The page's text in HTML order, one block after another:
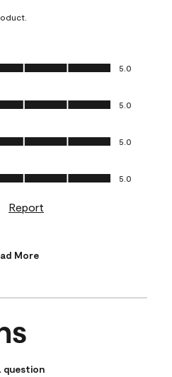
of 5
5.0
of 5
5.0
5
5.0
of 5
5.0
Report
More
question